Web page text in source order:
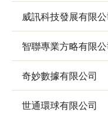
威訊科技發展有限公
智聯專業方略有限公
奇妙數據有限公司
世通環球有限公司